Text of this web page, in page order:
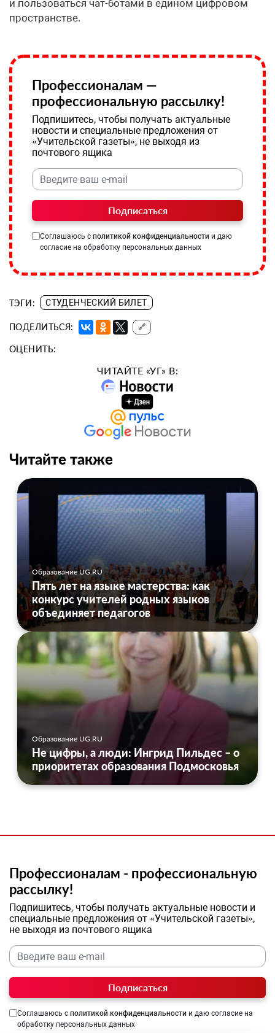
и пользоваться чат-ботами в едином цифровом
пространстве.
Профессионалам —
профессиональную рассылку!
Подпишитесь, чтобы получать актуальные
новости и специальные предложения от
«Учительской газеты», не выходя из
почтового ящика
Подписаться
Соглашаюсь с политикой конфиденциальности и даю
согласие на обработку персональных данных
ТЭГИ: СТУДЕНЧЕСКИЙ БИЛЕТ
ПОДЕЛИТЬСЯ: 🔗
ОЦЕНИТЬ:
ЧИТАЙТЕ «УГ» В:
Читайте также
Образование UG.RU
Пять лет на языке мастерства: как
конкурс учителей родных языков
объединяет педагогов
Образование UG.RU
Не цифры, а люди: Ингрид Пильдес – о
приоритетах образования Подмосковья
Профессионалам - профессиональную
рассылку!
Подпишитесь, чтобы получать актуальные новости и
специальные предложения от «Учительской газеты»,
не выходя из почтового ящика
Подписаться
Соглашаюсь с политикой конфиденциальности и даю согласие на
обработку персональных данных